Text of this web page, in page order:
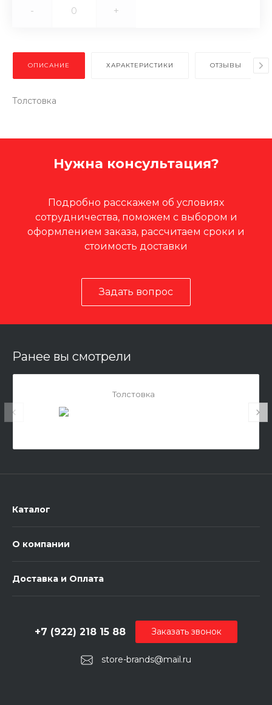
- +
ОПИСАНИЕ ХАРАКТЕРИСТИКИ ОТЗЫВЫ
Толстовка
Нужна консультация?
Подробно расскажем об условиях
сотрудничества, поможем с выбором и
оформлением заказа, рассчитаем сроки и
стоимость доставки
Задать вопрос
Ранее вы смотрели
Толстовка
Каталог
О компании
Доставка и Оплата
store-brands@mail.ru
+7 (922) 218 15 88 Заказать звонок